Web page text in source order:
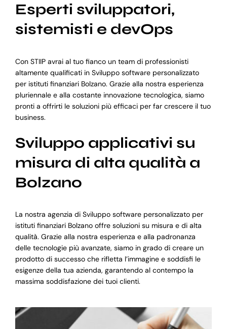
Esperti sviluppatori,
sistemisti e devOps
Con STIIP avrai al tuo fianco un team di professionisti
altamente qualificati in Sviluppo software personalizzato
per istituti finanziari Bolzano. Grazie alla nostra esperienza
pluriennale e alla costante innovazione tecnologica, siamo
pronti a offrirti le soluzioni più efficaci per far crescere il tuo
business.
Sviluppo applicativi su
misura di alta qualità a
Bolzano
La nostra agenzia di Sviluppo software personalizzato per
istituti finanziari Bolzano offre soluzioni su misura e di alta
qualità. Grazie alla nostra esperienza e alla padronanza
delle tecnologie più avanzate, siamo in grado di creare un
prodotto di successo che rifletta l’immagine e soddisfi le
esigenze della tua azienda, garantendo al contempo la
massima soddisfazione dei tuoi clienti.